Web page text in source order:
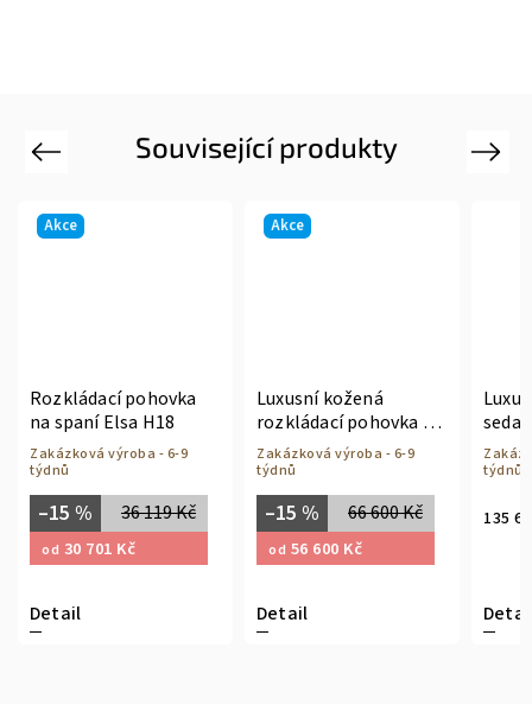
Související produkty
Previous
Akce
Rozkládací pohovka
na spaní Elsa H18
Zakázková výroba - 6-9
týdnů
36 119 Kč
–15 %
od 30 701 Kč
Detail
Akce
Luxusní kožená
rozkládací pohovka na
spaní Fashion
Zakázková výroba - 6-9
týdnů
66 600 Kč
–15 %
od 56 600 Kč
Detail
týdnů
135
Next